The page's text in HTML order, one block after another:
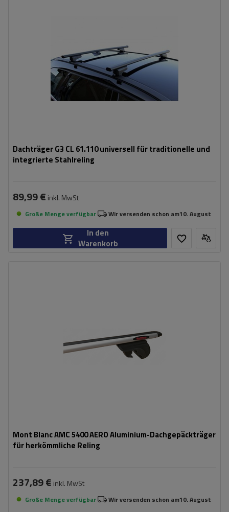
Dachträger G3 CL 61.110 universell für traditionelle und
integrierte Stahlreling
89,99 € inkl. MwSt
Große Menge verfügbar Wir versenden schon am10. August
In den
Warenkorb
Mont Blanc AMC 5400 AERO Aluminium-Dachgepäckträger
für herkömmliche Reling
237,89 € inkl. MwSt
Große Menge verfügbar Wir versenden schon am10. August